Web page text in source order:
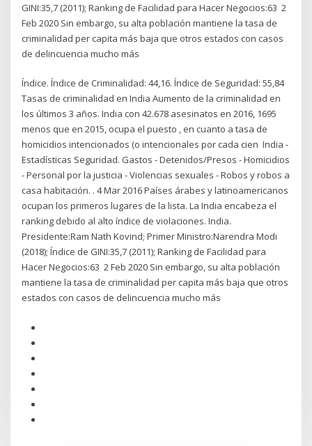
GINI:35,7 (2011); Ranking de Facilidad para Hacer Negocios:63 2
Feb 2020 Sin embargo, su alta población mantiene la tasa de
criminalidad per capita más baja que otros estados con casos
de delincuencia mucho más
Índice. Índice de Criminalidad: 44,16. Índice de Seguridad: 55,84
Tasas de criminalidad en India Aumento de la criminalidad en
los últimos 3 años. India con 42.678 asesinatos en 2016, 1695
menos que en 2015, ocupa el puesto , en cuanto a tasa de
homicidios intencionados (o intencionales por cada cien India -
Estadísticas Seguridad. Gastos - Detenidos/Presos - Homicidios
- Personal por la justicia - Violencias sexuales - Robos y robos a
casa habitación. . 4 Mar 2016 Países árabes y latinoamericanos
ocupan los primeros lugares de la lista. La India encabeza el
ranking debido al alto índice de violaciones. India.
Presidente:Ram Nath Kovind; Primer Ministro:Narendra Modi
(2018); Índice de GINI:35,7 (2011); Ranking de Facilidad para
Hacer Negocios:63 2 Feb 2020 Sin embargo, su alta población
mantiene la tasa de criminalidad per capita más baja que otros
estados con casos de delincuencia mucho más